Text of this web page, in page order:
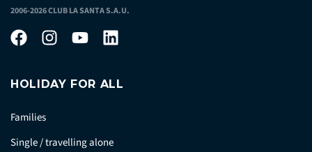
2006-2026 CLUB LA SANTA S.A.U.
HOLIDAY FOR ALL
Families
Single / travelling alone